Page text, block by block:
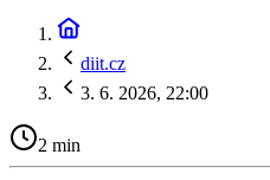
diit.cz
3. 6. 2026, 22:00
2 min